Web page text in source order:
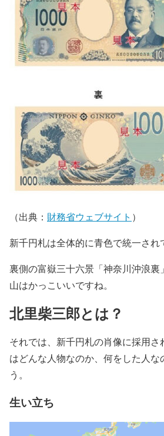
（出典： 財務省ウェブサイト ）
新千円札は全体的に青色で統一され
裏側の富嶽三十六景「神奈川沖浪
山はかっこいいですね。
北里柴三郎とは？
それでは、新千円札の肖像に採用さ
はどんな人物なのか、何をした人な
う。
生い立ち